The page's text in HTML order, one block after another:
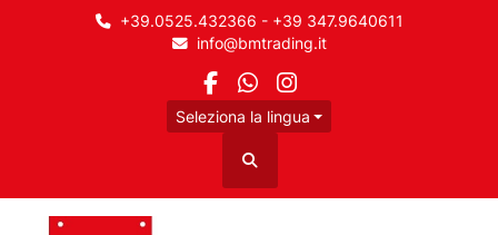
+39.0525.432366 - +39 347.9640611
info@bmtrading.it
facebook
whatsapp
instagram
Seleziona la lingua
Cerca